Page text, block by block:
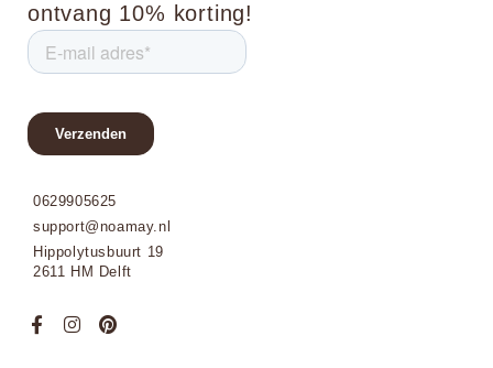
ontvang 10% korting!
0629905625
support@noamay.nl
Hippolytusbuurt 19
2611 HM Delft